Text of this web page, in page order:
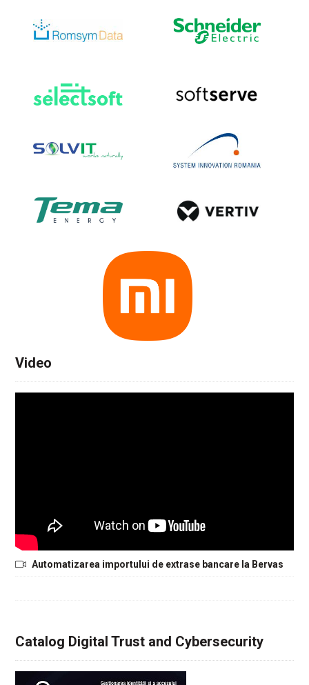
Video
Automatizarea importului de extrase bancare la Bervas
Catalog Digital Trust and Cybersecurity